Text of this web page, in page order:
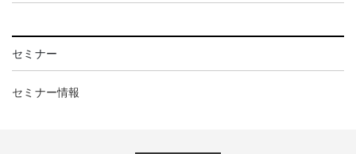
セミナー
セミナー情報